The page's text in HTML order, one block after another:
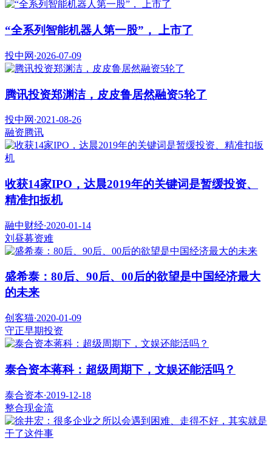
“全系列智能机器人第一股”， 上市了
投中网 ·2026-07-09
腾讯投资郑渊洁，皮皮鲁居然融资5轮了
投中网 ·2021-08-26
融资腾讯
收获14家IPO，达晨2019年的关键词是暂缓投资、
精准扣扳机
融中财经·2020-01-14
刘昼募资难
盛希泰：80后、90后、00后的欲望是中国经济最大
的未来
创客猫·2020-01-09
守正早期投资
泰合资本蒋科：超级周期下，文娱还能活吗？
泰合资本·2019-12-18
整合现金流